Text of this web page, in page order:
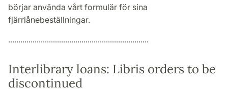
börjar använda vårt formulär för sina
fjärrlånebeställningar.
.....................................................................
Interlibrary loans: Libris orders to be
discontinued